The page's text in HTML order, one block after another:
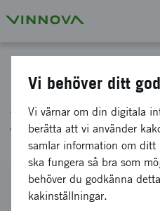
Autonom
fruktodlingar,
Diarienummer
2022-00479
Vi behöver ditt
Vi värnar om din digitala
berätta att vi använder
samlar information om ditt
ska fungera så bra som
behöver du godkänna
kakinställningar.